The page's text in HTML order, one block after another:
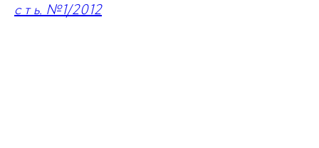
с т ь. №1/2012